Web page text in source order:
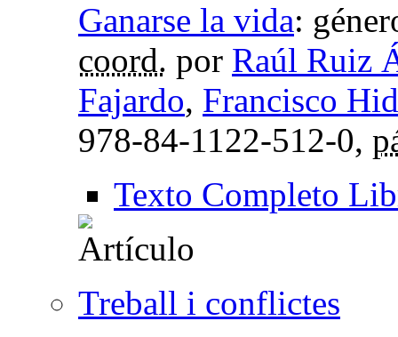
Ganarse la vida:
coord. por Raúl Ruiz
Fajardo, Francisco
978-84-1122-512-0,
Texto Completo
Treball i conflictes